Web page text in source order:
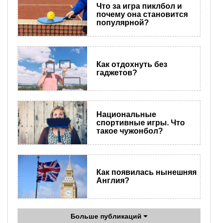
Что за игра пиклбол и
почему она становится
популярной?
Как отдохнуть без
гаджетов?
Национальные
спортивные игры. Что
такое чужонбол?
Как появилась нынешняя
Англия?
Больше публикаций